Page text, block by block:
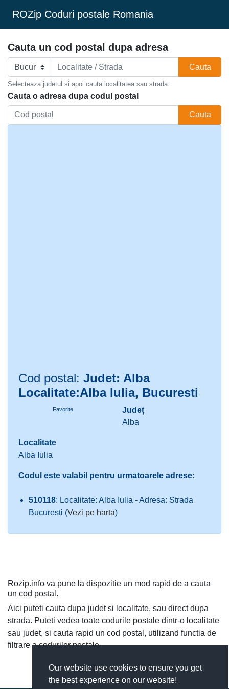
Our website use cookies to ensure you get
the best experience on our website!
ROZip Coduri postale Romania
Cauta un cod postal dupa adresa
Cauta
Selecteaza judetul si apoi cauta localitatea sau strada.
Cauta o adresa dupa codul postal
Cauta
Cod postal: Judet: Alba
Localitate:Alba Iulia, Bucuresti
Favorite
Județ
Alba
Localitate
Alba Iulia
Codul este valabil pentru urmatoarele adrese:
510118: Localitate: Alba Iulia - Adresa: Strada
Bucuresti (Vezi pe harta)
Rozip.info va pune la dispozitie un mod rapid de a cauta
un cod postal.
Aici puteti cauta dupa judet si localitate, sau direct dupa
strada. Puteti vedea toate codurile postale dintr-o localitate
sau judet, si cauta rapid un cod postal, utilizand functia de
filtrare a codurilor postale.